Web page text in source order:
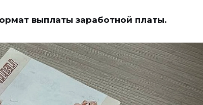
выплаты заработной платы.